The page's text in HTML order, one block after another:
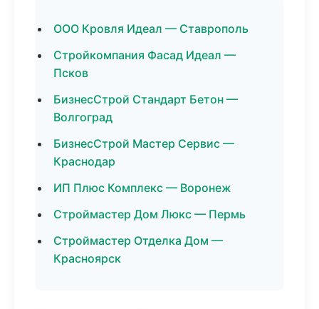
ООО Кровля Идеал — Ставрополь
Стройкомпания Фасад Идеал —
Псков
БизнесСтрой Стандарт Бетон —
Волгоград
БизнесСтрой Мастер Сервис —
Краснодар
ИП Плюс Комплекс — Воронеж
Строймастер Дом Люкс — Пермь
Строймастер Отделка Дом —
Красноярск